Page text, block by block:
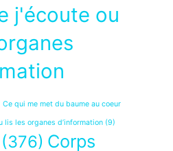
j'écoute ou
Ce qui me met du baume au coeur
lis les organes d’information (9)
(376) Corps